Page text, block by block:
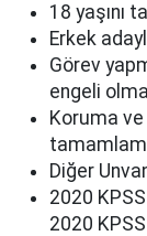
18 yaşını
Erkek
Görev
engeli
Koruma
Diğer
2020
2020